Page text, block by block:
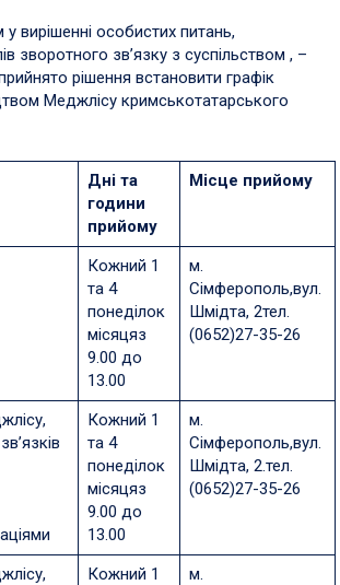
вирішенні особистих питань,
зворотного зв’язку з суспільством , –
рішення встановити графік
Меджлісу кримськотатарського
Дні та
години
прийому
Місце прийому
Кожний 1
та 4
понеділок
місяцяз
9.00 до
13.00
м.
Сімферополь,вул.
Шмідта, 2тел.
(0652)27-35-26
Кожний 1
та 4
понеділок
місяцяз
9.00 до
13.00
м.
Сімферополь,вул.
Шмідта, 2.тел.
(0652)27-35-26
Кожний 1
м.